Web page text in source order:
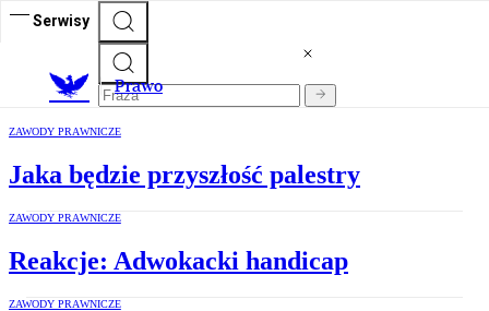
Serwisy
Prawo
ZAWODY PRAWNICZE
Jaka będzie przyszłość palestry
ZAWODY PRAWNICZE
Reakcje: Adwokacki handicap
ZAWODY PRAWNICZE